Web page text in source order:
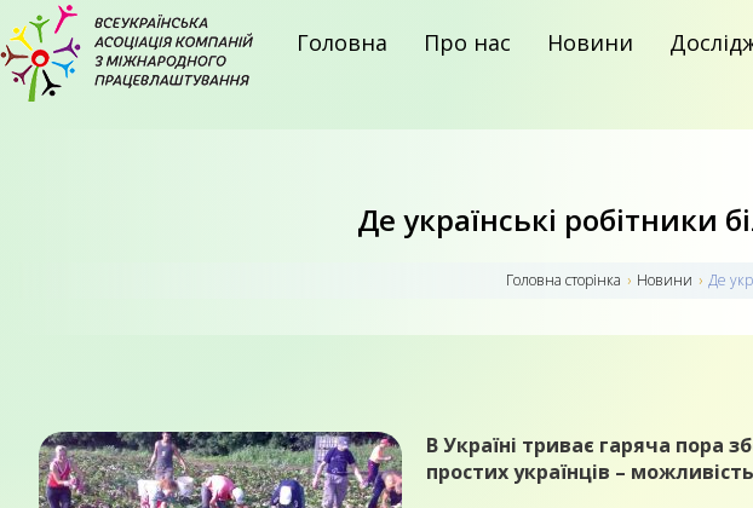
Головна Про нас Новини
Де українські робітники
Головна сторiнка › Новини › Де
В Україні триває гаряча пора
простих українців –